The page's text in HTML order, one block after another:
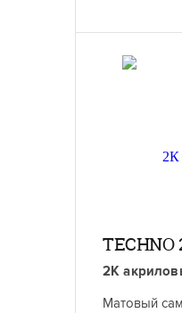
TECHNO
2К
Матовый